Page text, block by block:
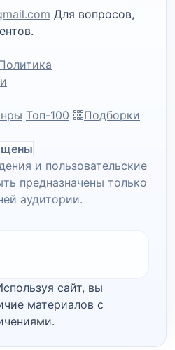
Для вопросов,
Топ-100
Подборки
и пользовательские
предназначены только
аудитории.
сайт, вы
материалов с